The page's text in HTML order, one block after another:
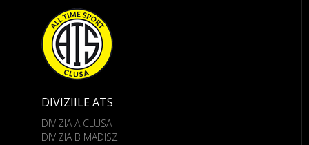
DIVIZIILE ATS
DIVIZIA A CLUSA
DIVIZIA B MADISZ